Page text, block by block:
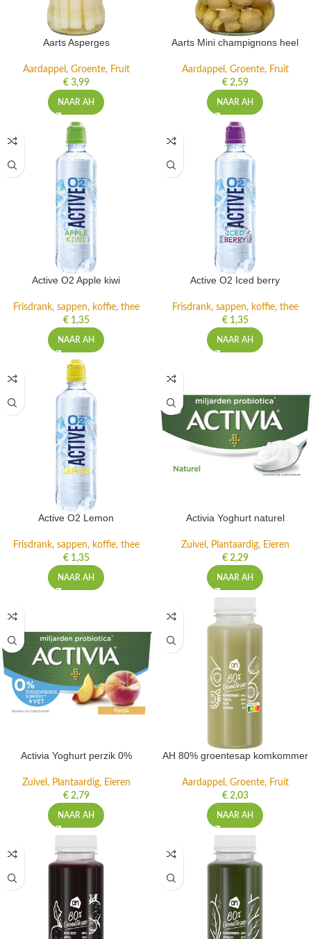
Aarts Asperges
Aardappel, Groente, Fruit
€3,99
NAAR AH
Aarts Mini champignons heel
Aardappel, Groente, Fruit
€2,59
NAAR AH
Active O2 Apple kiwi
Frisdrank, sappen, koffie, thee
€1,35
NAAR AH
Active O2 Iced berry
Frisdrank, sappen, koffie, thee
€1,35
NAAR AH
Active O2 Lemon
Frisdrank, sappen, koffie, thee
€1,35
NAAR AH
Activia Yoghurt naturel
Zuivel, Plantaardig, Eieren
€2,29
NAAR AH
Activia Yoghurt perzik 0%
Zuivel, Plantaardig, Eieren
€2,79
NAAR AH
AH 80% groentesap komkommer
Aardappel, Groente, Fruit
€2,03
NAAR AH